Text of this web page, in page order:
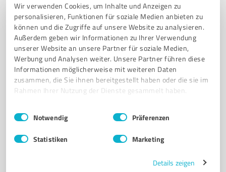
Wir verwenden Cookies, um Inhalte und Anzeigen zu
personalisieren, Funktionen für soziale Medien anbieten zu
können und die Zugriffe auf unsere Website zu analysieren.
Außerdem geben wir Informationen zu Ihrer Verwendung
unserer Website an unsere Partner für soziale Medien,
Werbung und Analysen weiter. Unsere Partner führen diese
Informationen möglicherweise mit weiteren Daten
zusammen, die Sie ihnen bereitgestellt haben oder die sie im
Rahmen Ihrer Nutzung der Dienste gesammelt haben.
Impressum Datenschutzbestimmungen
Einwilligungsauswahl
Notwendig Präferenzen
Statistiken Marketing
Details zeigen
Natur & Umwelt
Nagelstudios
O Branchen mit O
Optiker
Onlineshops